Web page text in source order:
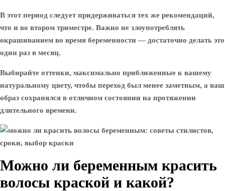
В этот период следует придерживаться тех же рекомендаций,
что и во втором триместре. Важно не злоупотреблять
окрашиванием во время беременности — достаточно делать это
один раз в месяц.
Выбирайте оттенки, максимально приближенные к вашему
натуральному цвету, чтобы переход был менее заметным, а ваш
образ сохранялся в отличном состоянии на протяжении
длительного времени.
Можно ли беременным красить
волосы краской и какой?